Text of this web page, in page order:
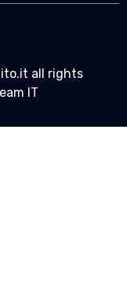
all rights
IT